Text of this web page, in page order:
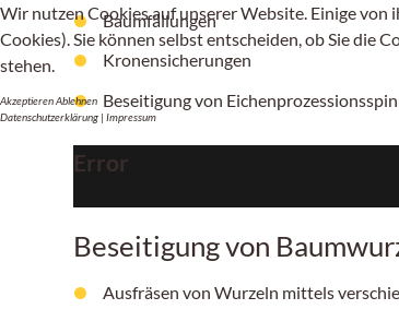
Baumfällungen
Kronensicherungen
Beseitigung von
Error
Beseitigung von
Ausfräsen von Wurzeln mittels
Wir nutzen Cookies auf unserer Website. Einige von
Cookies). Sie können selbst entscheiden, ob Sie die
stehen.
AkzeptierenAblehnen
Datenschutzerklärung | Impressum